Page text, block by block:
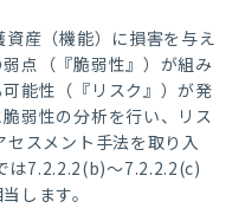
産（機能）に損害を与え
点（『脆弱性』）が組み
能性（『リスク』）が発
弱性の分析を行い、リス
セスメント手法を取り入
は7.2.2.2(b)～7.2.2.2(c)
します。